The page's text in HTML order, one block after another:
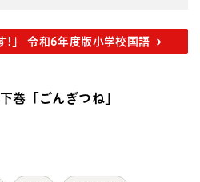
!」 令和6年度版小学校国語
巻「ごんぎつね」